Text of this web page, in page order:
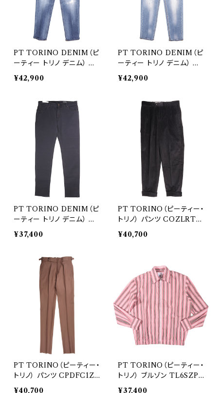
PT TORINO DENIM（ピ
ーティー トリノ デニム） ジ
ーンズ REGGAE 29048
¥42,900
PT TORINO DENIM（ピ
ーティー トリノ デニム） ジ
ーンズ REGGAE 29050
¥42,900
PT TORINO DENIM（ピ
ーティー トリノ デニム） ジ
ーンズ SOUL 29062
¥37,400
PT TORINO（ピーティー・
トリノ） パンツ COZLRTB
00REW 29098
¥40,700
PT TORINO（ピーティー・
トリノ） パンツ CPDFC1Z0
0PRI 29105
¥40,700
PT TORINO（ピーティー・
トリノ） ブルゾン TL6SZP
O10CPT06AL 29324
¥37,400